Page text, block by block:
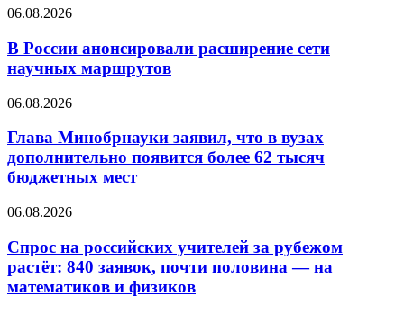
06.08.2026
В России анонсировали расширение сети
научных маршрутов
06.08.2026
Глава Минобрнауки заявил, что в вузах
дополнительно появится более 62 тысяч
бюджетных мест
06.08.2026
Спрос на российских учителей за рубежом
растёт: 840 заявок, почти половина — на
математиков и физиков